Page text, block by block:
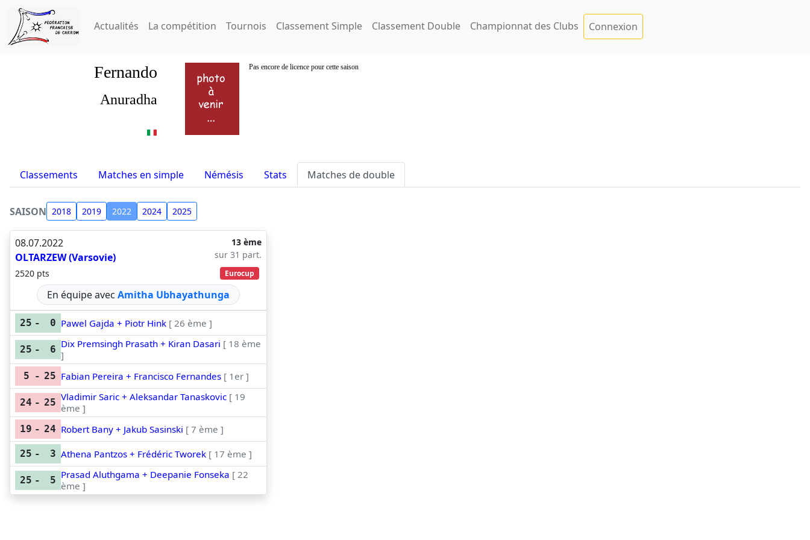
Actualités La compétition Tournois Classement Simple Classement Double Championnat des Clubs Connexion
Fernando Pas encore de licence pour cette saison
Anuradha
Classements Matches en simple Némésis Stats Matches de double
SAISON 2018 2019 2022 2024 2025
08.07.2022
OLTARZEW (Varsovie)
13 ème
sur 31 part.
2520 pts
Eurocup
En équipe avec Amitha Ubhayathunga
25 - 0 Pawel Gajda + Piotr Hink [ 26 ème ]
25 - 6 Dix Premsingh Prasath + Kiran Dasari [ 18 ème
]
5 - 25 Fabian Pereira + Francisco Fernandes [ 1er ]
24 - 25 Vladimir Saric + Aleksandar Tanaskovic [ 19
ème ]
19 - 24 Robert Bany + Jakub Sasinski [ 7 ème ]
25 - 3 Athena Pantzos + Frédéric Tworek [ 17 ème ]
25 - 5 Prasad Aluthgama + Deepanie Fonseka [ 22
ème ]